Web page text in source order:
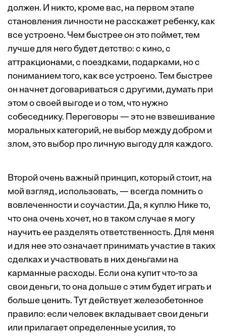
должен. И никто, кроме вас, на первом этапе
становления личности не расскажет ребенку, как
все устроено. Чем быстрее он это поймет, тем
лучше для него будет детство: с кино, с
аттракционами, с поездками, подарками, но с
пониманием того, как все устроено. Тем быстрее
он начнет договариваться с другими, думать при
этом о своей выгоде и о том, что нужно
собеседнику. Переговоры — это не взвешивание
моральных категорий, не выбор между добром и
злом, это выбор про личную выгоду для каждого.
Второй очень важный принцип, который стоит, на
мой взгляд, использовать, — всегда помнить о
вовлеченности и соучастии. Да, я куплю Нике то,
что она очень хочет, но в таком случае я могу
научить ее разделять ответственность. Для меня
и для нее это означает принимать участие в таких
сделках и участвовать в них деньгами на
карманные расходы. Если она купит что-то за
свои деньги, то она дольше с этим будет играть и
больше ценить. Тут действует железобетонное
правило: если человек вкладывает свои деньги
или прилагает определенные усилия, то